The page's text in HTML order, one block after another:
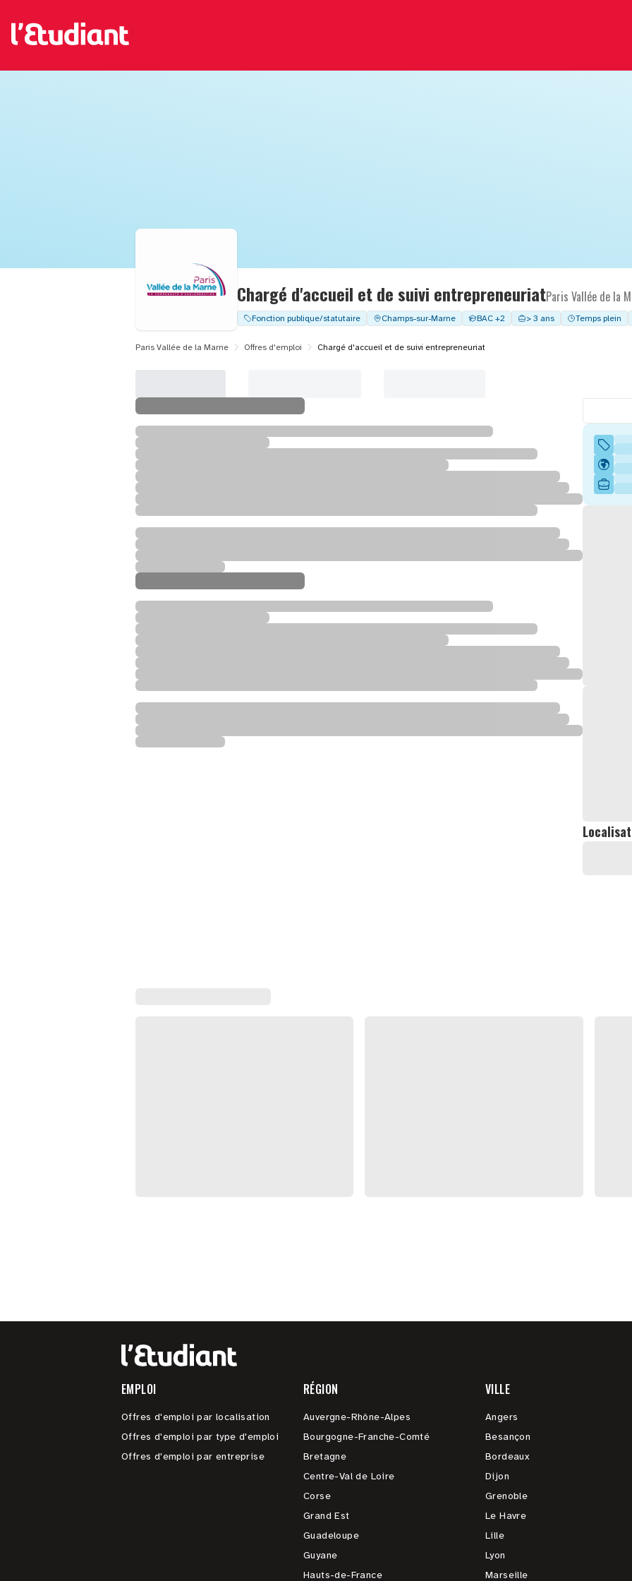
Chargé d'accueil et de suivi entrepreneuriatParis Vallée de la
Fonction publique/statutaire Champs-sur-Marne BAC +2 > 3 ans Temps plein
Paris Vallée de la Marne Offres d'emploi Chargé d'accueil et de suivi entrepreneuriat
EMPLOI
Offres d'emploi par localisation
Offres d'emploi par type d'emploi
Offres d'emploi par entreprise
RÉGION
Auvergne-Rhône-Alpes
Bourgogne-Franche-Comté
Bretagne
Centre-Val de Loire
Corse
Grand Est
Guadeloupe
Guyane
Hauts-de-France
VILLE
Angers
Besançon
Bordeaux
Dijon
Grenoble
Le Havre
Lille
Lyon
Marseille